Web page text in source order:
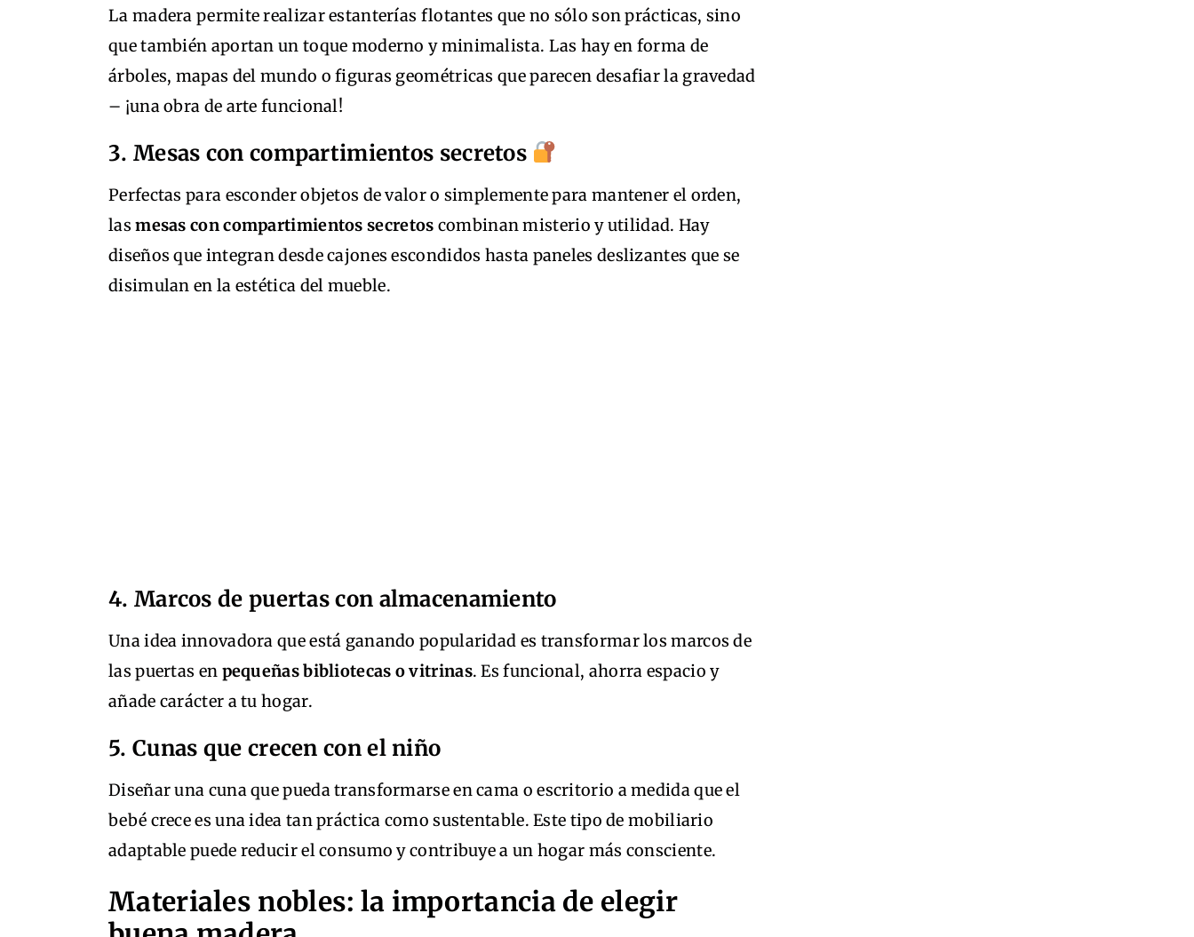
La madera permite realizar estanterías flotantes que no sólo son prácticas, sino
que también aportan un toque moderno y minimalista. Las hay en forma de
árboles, mapas del mundo o figuras geométricas que parecen desafiar la gravedad
– ¡una obra de arte funcional!
3. Mesas con compartimientos secretos
Perfectas para esconder objetos de valor o simplemente para mantener el orden,
lasmesas con compartimientos secretos combinan misterio y utilidad. Hay
diseños que integran desde cajones escondidos hasta paneles deslizantes que se
disimulan en la estética del mueble.
4. Marcos de puertas con almacenamiento
Una idea innovadora que está ganando popularidad es transformar los marcos de
las puertas en pequeñas bibliotecas o vitrinas. Es funcional, ahorra espacio y
añade carácter a tu hogar.
5. Cunas que crecen con el niño
Diseñar una cuna que pueda transformarse en cama o escritorio a medida que el
bebé crece es una idea tan práctica como sustentable. Este tipo de mobiliario
adaptable puede reducir el consumo y contribuye a un hogar más consciente.
Materiales nobles: la importancia de elegir